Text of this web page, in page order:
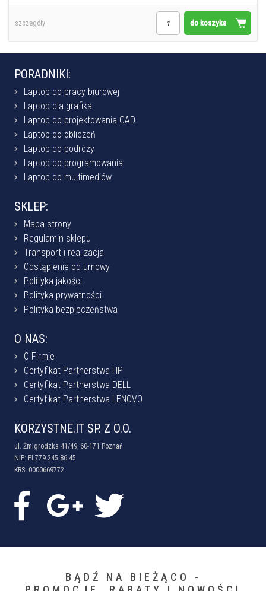
do koszyka
szczegóły
PORADNIKI:
Laptop do pracy biurowej
Laptop dla grafika
Laptop do projektowania CAD
Laptop do obliczeń
Laptop do podróży
Laptop do programowania
Laptop do multimediów
SKLEP:
Mapa strony
Regulamin sklepu
Transport i realizacja
Odstąpienie od umowy
Polityka jakości
Polityka prywatności
Polityka bezpieczeństwa
O NAS:
O Firmie
Certyfikat Partnerstwa HP
Certyfikat Partnerstwa DELL
Certyfikat Partnerstwa LENOVO
KORZYSTNE.IT SP. Z O.O.
ul. Żmigrodzka 41/49, 60-171 Poznań
NIP: PL779 245 86 45
KRS: 0000669772
BĄDŹ NA BIEŻĄCO -